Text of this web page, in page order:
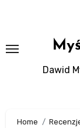
Dawid
Home